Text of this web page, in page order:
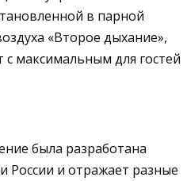
в парной
«Второе дыхание»,
максимальным для гостей
была разработана
и отражает разные